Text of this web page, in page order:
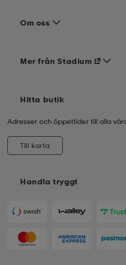
Om oss
Handla tryggt
Mer från Stadium
Hitta butik
Adresser och öppettider till alla
Till karta